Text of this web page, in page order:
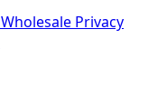
Wholesale Privacy